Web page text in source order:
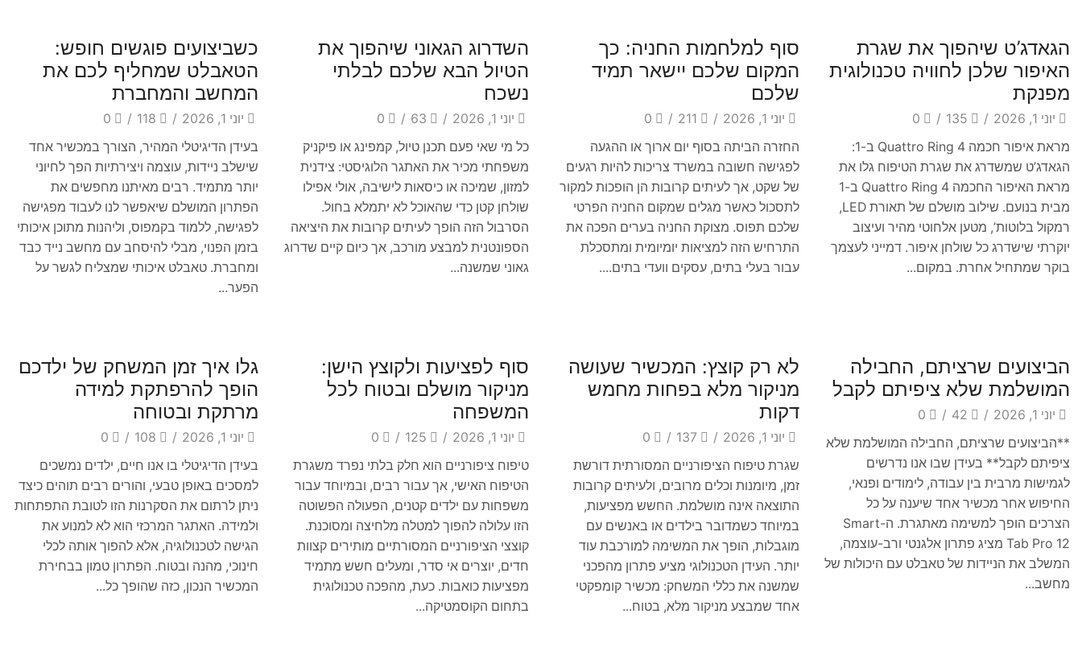
הגאדג’ט שיהפוך את שגרת
האיפור שלכן לחוויה טכנולוגית
מפנקת
יוני 1, 2026 /
135
/
0
מראת איפור חכמה Quattro Ring 4 ב-1:
הגאדג’ט שמשדרג את שגרת הטיפוח גלו את
מראת האיפור החכמה Quattro Ring 4 ב-1
מבית בנועם. שילוב מושלם של תאורת LED,
רמקול בלוטות’, מטען אלחוטי מהיר ועיצוב
יוקרתי שישדרג כל שולחן איפור. דמייני לעצמך
בוקר שמתחיל אחרת. במקום...
סוף למלחמות החניה: כך
המקום שלכם יישאר תמיד
שלכם
יוני 1, 2026 /
211
/
0
החזרה הביתה בסוף יום ארוך או ההגעה
לפגישה חשובה במשרד צריכות להיות רגעים
של שקט, אך לעיתים קרובות הן הופכות למקור
לתסכול כאשר מגלים שמקום החניה הפרטי
שלכם תפוס. מצוקת החניה בערים הפכה את
התרחיש הזה למציאות יומיומית ומתסכלת
עבור בעלי בתים, עסקים וועדי בתים....
השדרוג הגאוני שיהפוך את
הטיול הבא שלכם לבלתי
נשכח
יוני 1, 2026 /
63
/
0
כל מי שאי פעם תכנן טיול, קמפינג או פיקניק
משפחתי מכיר את האתגר הלוגיסטי: צידנית
למזון, שמיכה או כיסאות לישיבה, אולי אפילו
שולחן קטן כדי שהאוכל לא יתמלא בחול.
הסרבול הזה הופך לעיתים קרובות את היציאה
הספונטנית למבצע מורכב, אך כיום קיים שדרוג
גאוני שמשנה...
כשביצועים פוגשים חופש:
הטאבלט שמחליף לכם את
המחשב והמחברת
יוני 1, 2026 /
118
/
0
בעידן הדיגיטלי המהיר, הצורך במכשיר אחד
שישלב ניידות, עוצמה ויצירתיות הפך לחיוני
יותר מתמיד. רבים מאיתנו מחפשים את
הפתרון המושלם שיאפשר לנו לעבוד מפגישה
לפגישה, ללמוד בקמפוס, וליהנות מתוכן איכותי
בזמן הפנוי, מבלי להיסחב עם מחשב נייד כבד
ומחברת. טאבלט איכותי שמצליח לגשר על
הפער...
הביצועים שרציתם, החבילה
המושלמת שלא ציפיתם לקבל
יוני 1, 2026 /
42
/
0
**הביצועים שרציתם, החבילה המושלמת שלא
ציפיתם לקבל** בעידן שבו אנו נדרשים
לגמישות מרבית בין עבודה, לימודים ופנאי,
החיפוש אחר מכשיר אחד שיענה על כל
הצרכים הופך למשימה מאתגרת. ה-Smart
Tab Pro 12 מציג פתרון אלגנטי ורב-עוצמה,
המשלב את הניידות של טאבלט עם היכולות של
מחשב...
לא רק קוצץ: המכשיר שעושה
מניקור מלא בפחות מחמש
דקות
יוני 1, 2026 /
137
/
0
שגרת טיפוח הציפורניים המסורתית דורשת
זמן, מיומנות וכלים מרובים, ולעיתים קרובות
התוצאה אינה מושלמת. החשש מפציעות,
במיוחד כשמדובר בילדים או באנשים עם
מוגבלות, הופך את המשימה למורכבת עוד
יותר. העידן הטכנולוגי מציע פתרון מהפכני
שמשנה את כללי המשחק: מכשיר קומפקטי
אחד שמבצע מניקור מלא, בטוח...
סוף לפציעות ולקוצץ הישן:
מניקור מושלם ובטוח לכל
המשפחה
יוני 1, 2026 /
125
/
0
טיפוח ציפורניים הוא חלק בלתי נפרד משגרת
הטיפוח האישי, אך עבור רבים, ובמיוחד עבור
משפחות עם ילדים קטנים, הפעולה הפשוטה
הזו עלולה להפוך למטלה מלחיצה ומסוכנת.
קוצצי הציפורניים המסורתיים מותירים קצוות
חדים, יוצרים אי סדר, ומעלים חשש מתמיד
מפציעות כואבות. כעת, מהפכה טכנולוגית
בתחום הקוסמטיקה...
Blog
גלו איך זמן המשחק של ילדכם
הופך להרפתקת למידה
מרתקת ובטוחה
יוני 1, 2026 /
108
/
0
בעידן הדיגיטלי בו אנו חיים, ילדים נמשכים
למסכים באופן טבעי, והורים רבים תוהים כיצד
ניתן לרתום את הסקרנות הזו לטובת התפתחות
ולמידה. האתגר המרכזי הוא לא למנוע את
הגישה לטכנולוגיה, אלא להפוך אותה לכלי
חינוכי, מהנה ובטוח. הפתרון טמון בבחירת
המכשיר הנכון, כזה שהופך כל...